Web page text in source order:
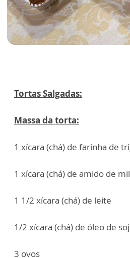
Tortas Salgadas:
Massa da torta:
1 xícara (chá) de farinha de
1 xícara (chá) de amido de
1 1/2 xícara (chá) de leite
1/2 xícara (chá) de óleo de
3 ovos